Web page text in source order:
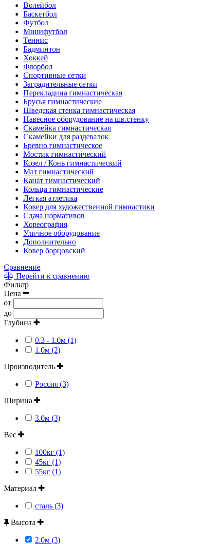
Волейбол
Баскетбол
Футбол
Минифутбол
Теннис
Бадминтон
Хоккей
Флорбол
Спортивные сетки
Заградительные сетки
Перекладина гимнастическая
Брусья гимнастические
Шведская стенка гимнастическая
Навесное оборудование на шв.стенку
Скамейка гимнастическая
Скамейки для раздевалок
Бревно гимнастическое
Мостик гимнастический
Козел / Конь гимнастический
Мат гимнастический
Канат гимнастический
Кольца гимнастические
Легкая атлетика
Ковер для художественной гимнастики
Сдача нормативов
Хореография
Уличное оборудование
Дополнительно
Ковер борцовский
Сравнение
Перейти к сравнению
Фильтр
Цена
от
до
Глубина
0.3 - 1.0м (1)
1.0м (2)
Производитель
Россия (3)
Ширина
3.0м (3)
Вес
100кг (1)
45кг (1)
55кг (1)
Материал
сталь (3)
Высота
2.0м (3)